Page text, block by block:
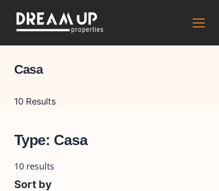
Casa
10 Results
Type: Casa
10 results
Sort by